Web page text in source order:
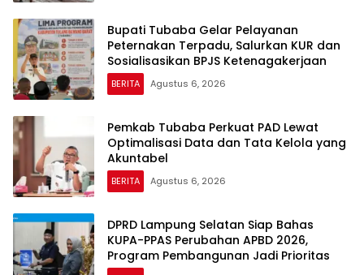
Bupati Tubaba Gelar Pelayanan
Peternakan Terpadu, Salurkan KUR dan
Sosialisasikan BPJS Ketenagakerjaan
BERITA Agustus 6, 2026
Pemkab Tubaba Perkuat PAD Lewat
Optimalisasi Data dan Tata Kelola yang
Akuntabel
BERITA Agustus 6, 2026
DPRD Lampung Selatan Siap Bahas
KUPA-PPAS Perubahan APBD 2026,
Program Pembangunan Jadi Prioritas